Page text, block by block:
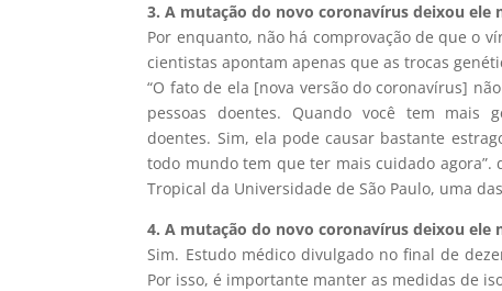
3. A mutação do novo coronavírus deixou ele
Por enquanto, não há comprovação de que o
cientistas apontam apenas que as trocas
“O fato de ela [nova versão do coronavírus]
pessoas doentes. Quando você tem mais
doentes. Sim, ela pode causar bastante
todo mundo tem que ter mais cuidado
Tropical da Universidade de São Paulo, uma
4. A mutação do novo coronavírus deixou ele
Sim. Estudo médico divulgado no final de
Por isso, é importante manter as medidas de